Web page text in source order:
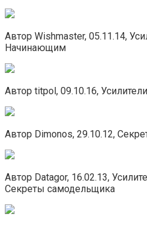
Автор Wishmaster, 05.11.14,
Начинающим
Автор titpol, 09.10.16,
Автор Dimonos, 29.10.12,
Автор Datagor, 16.02.13,
Секреты самодельщика